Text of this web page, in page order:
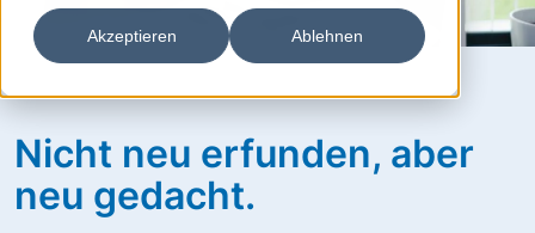
Akzeptieren Ablehnen
Nicht neu erfunden, aber
neu gedacht.